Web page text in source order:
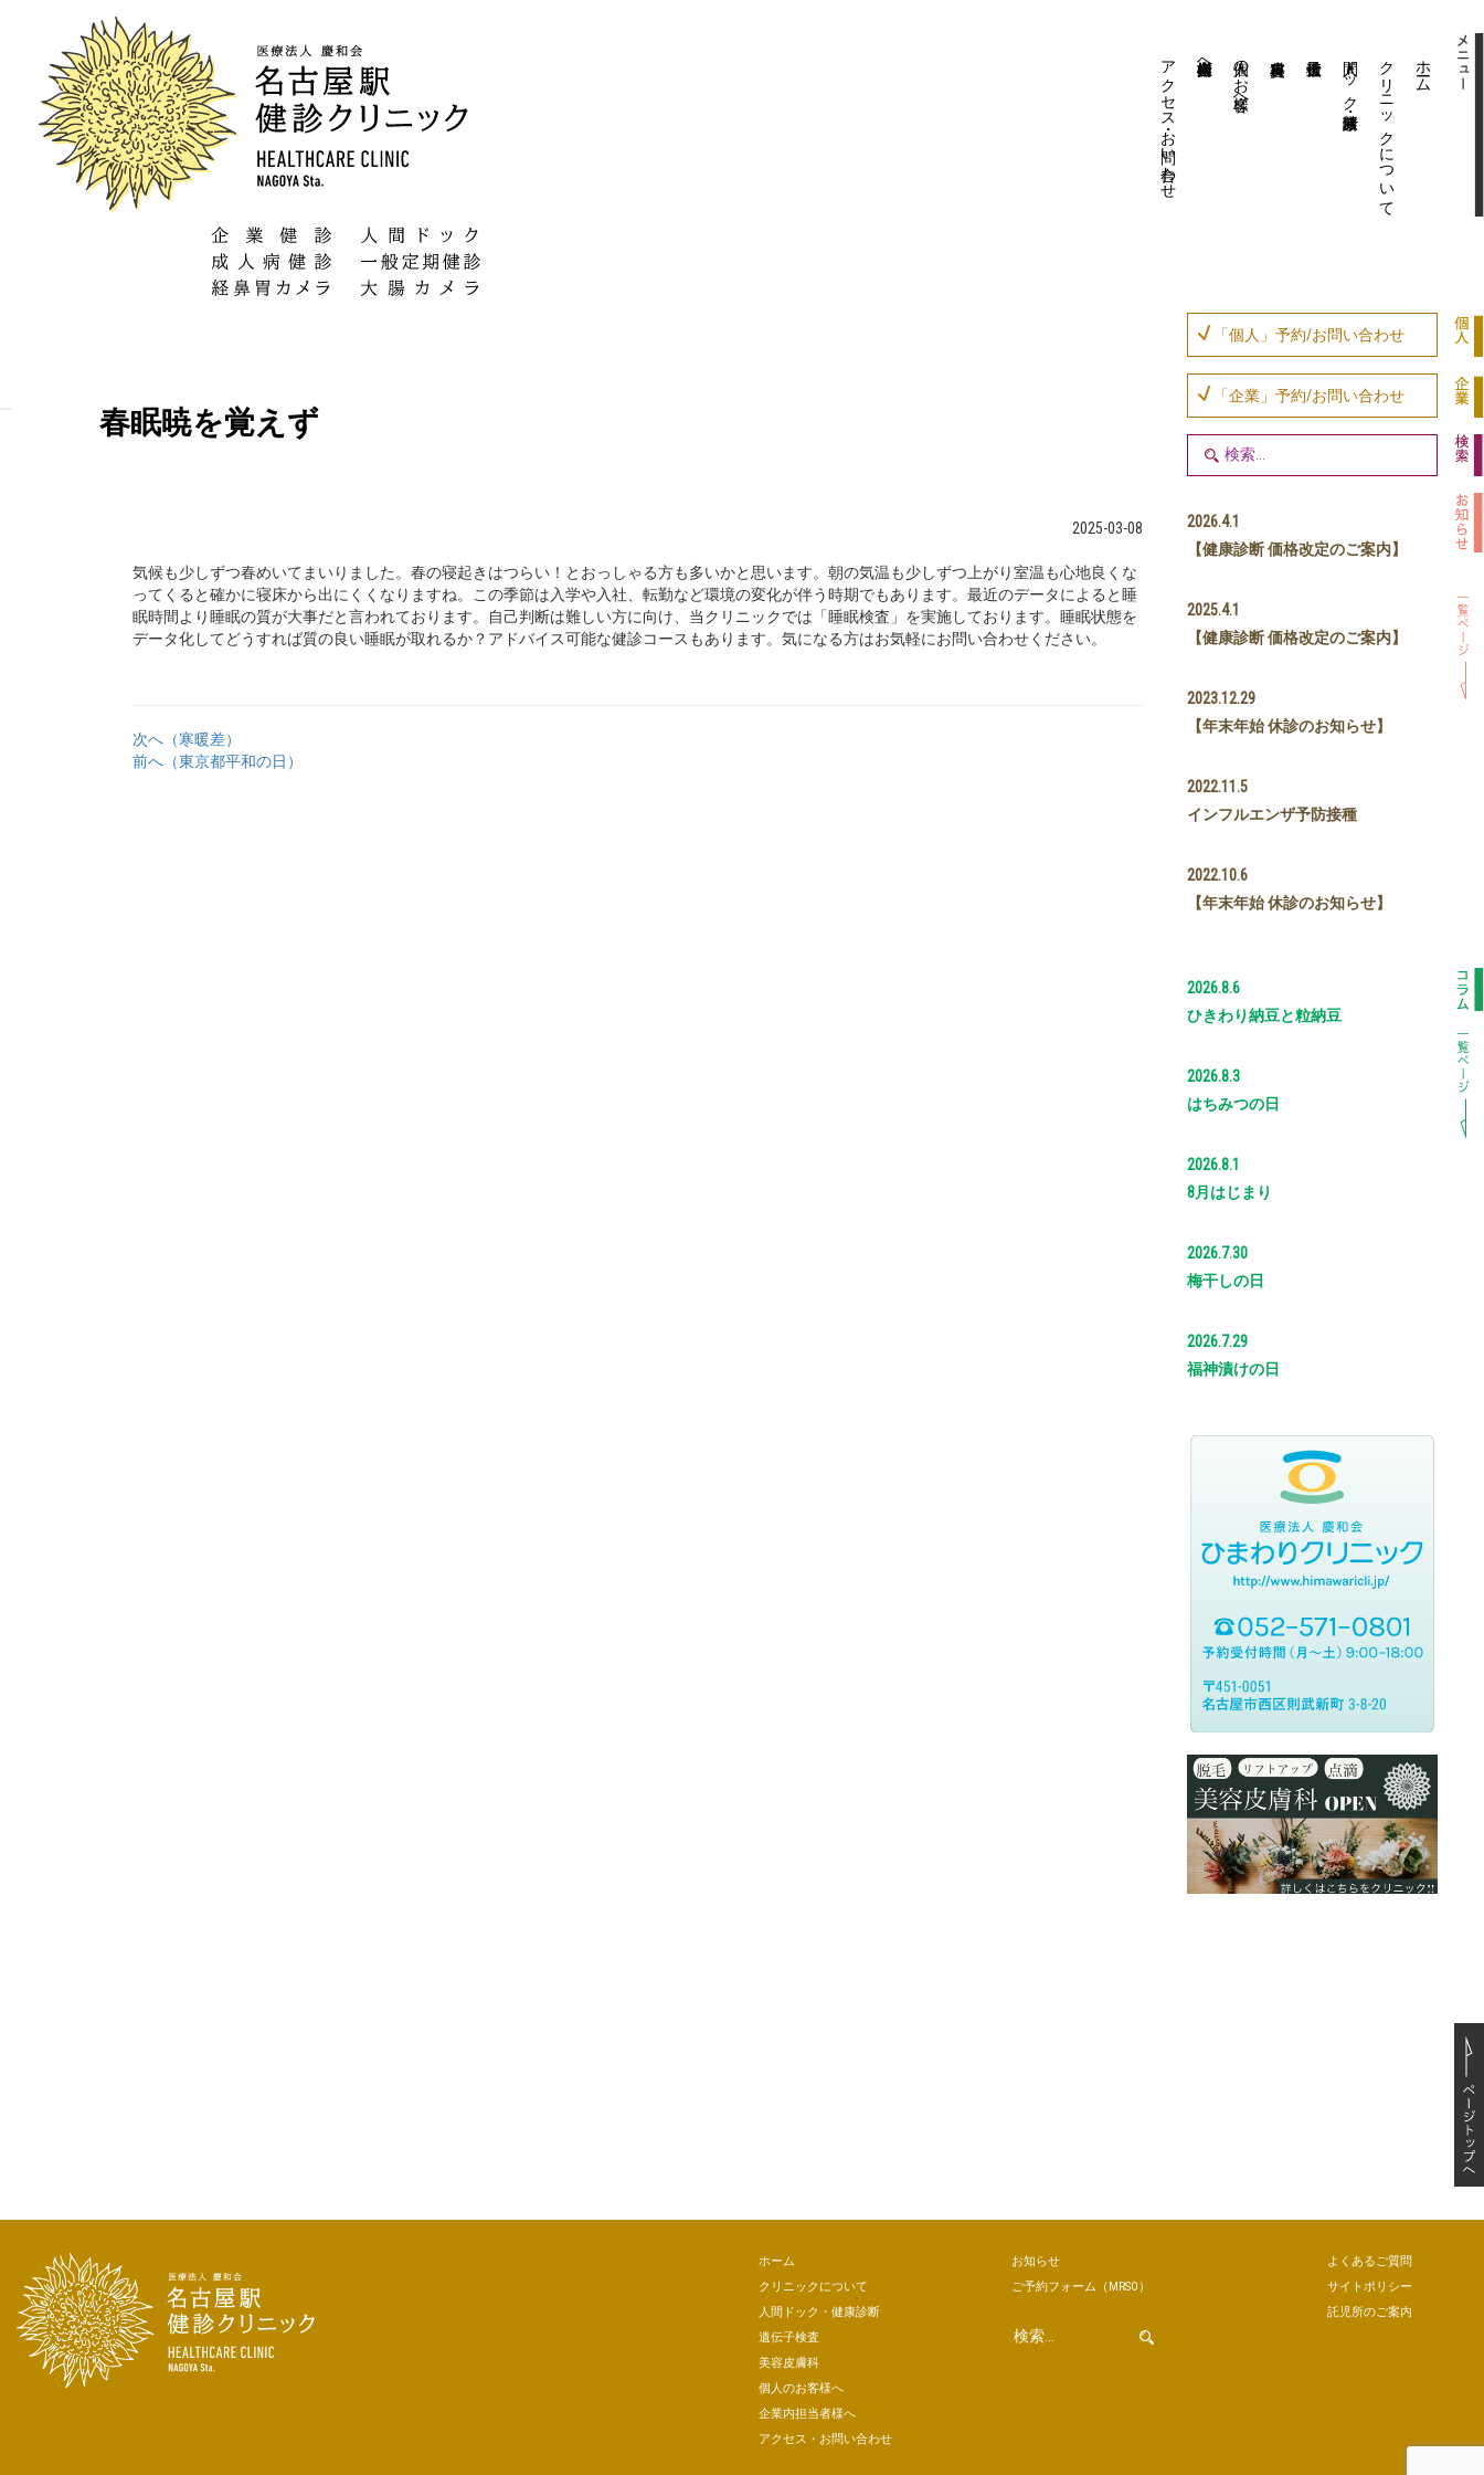
アクセス・お問い合わせ 企業内担当者様へ 個人のお客様へ 人間ドック・健康診断 クリニックについて ホーム
春眠暁を覚えず
2025-03-08
気候も少しずつ春めいてまいりました。春の寝起きはつらい！とおっしゃる方も多いかと思います。朝の気温も少しずつ上がり室温も心地良くな
ってくると確かに寝床から出にくくなりますね。この季節は入学や入社、転勤など環境の変化が伴う時期でもあります。最近のデータによると睡
眠時間より睡眠の質が大事だと言われております。自己判断は難しい方に向け、当クリニックでは「睡眠検査」を実施しております。睡眠状態を
データ化してどうすれば質の良い睡眠が取れるか？アドバイス可能な健診コースもあります。気になる方はお気軽にお問い合わせください。
次へ（寒暖差）
前へ（東京都平和の日）
「個人」予約/お問い合わせ
「企業」予約/お問い合わせ
2026.4.1
【健康診断 価格改定のご案内】
2025.4.1
【健康診断 価格改定のご案内】
2023.12.29
【年末年始 休診のお知らせ】
2022.11.5
インフルエンザ予防接種
2022.10.6
【年末年始 休診のお知らせ】
2026.8.6
ひきわり納豆と粒納豆
2026.8.3
はちみつの日
2026.8.1
8月はじまり
2026.7.30
梅干しの日
2026.7.29
福神漬けの日
ホーム
クリニックについて
人間ドック・健康診断
遺伝子検査
美容皮膚科
個人のお客様へ
企業内担当者様へ
アクセス・お問い合わせ
お知らせ
ご予約フォーム （MRSO）
よくあるご質問
サイトポリシー
託児所のご案内